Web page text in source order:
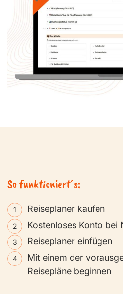
So funktioniert´s:
Reiseplaner kaufen
Kostenloses Konto bei
Reiseplaner einfügen
Mit einem der
Reisepläne beginnen